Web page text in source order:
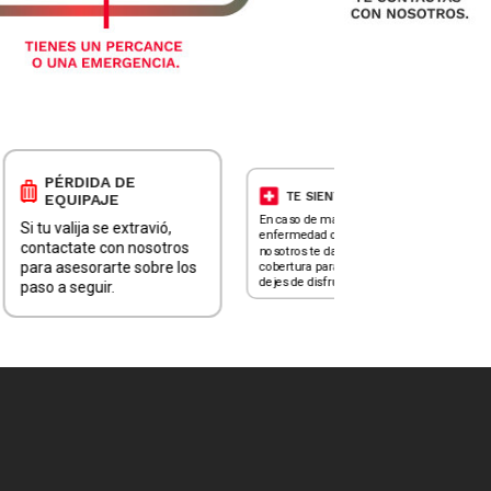
PÉRDIDA DE
EQUIPAJE
Si tu valija se extravió,
contactate con nosotros
para asesorarte sobre los
paso a seguir.
TE SIENTES MAL
En caso de malestar,
enfermedad o dolor,
nosotros te damos
cobertura para que no
dejes de disfrutar.